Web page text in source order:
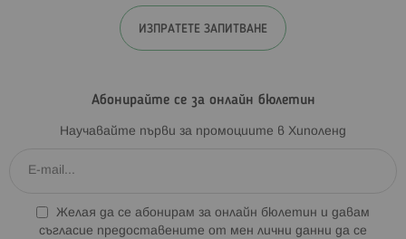
ИЗПРАТЕТЕ ЗАПИТВАНЕ
Абонирайте се за онлайн бюлетин
Научавайте първи за промоциите в Хиполенд
Желая да се абонирам за онлайн бюлетин и давам
съгласие предоставените от мен лични данни да се